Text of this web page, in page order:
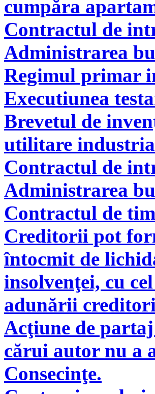
cumpăra
Contractul de
Administrarea
Regimul primar
Executiunea
Brevetul de
utilitare
Contractul de
Administrarea
Contractul de
Creditorii pot
întocmit de
insolvenţei, cu
adunării
Acţiune de
cărui autor nu a
Consecinţe.